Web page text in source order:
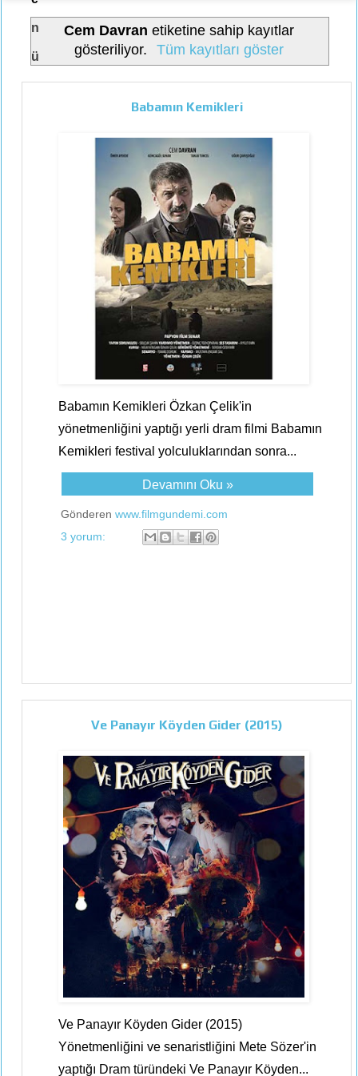
n
ü
Cem Davran etiketine sahip kayıtlar
gösteriliyor.
Tüm kayıtları göster
Babamın Kemikleri
Babamın Kemikleri Özkan Çelik'in
yönetmenliğini yaptığı yerli dram filmi Babamın
Kemikleri festival yolculuklarından sonra...
Devamını Oku »
Gönderen www.filmgundemi.com
3 yorum:
Ve Panayır Köyden Gider (2015)
Ve Panayır Köyden Gider (2015)
Yönetmenliğini ve senaristliğini Mete Sözer'in
yaptığı Dram türündeki Ve Panayır Köyden...